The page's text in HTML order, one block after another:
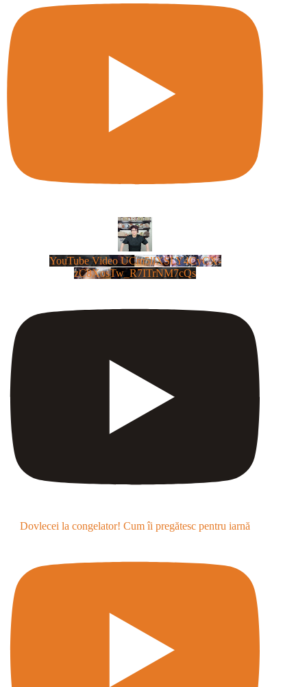
YouTube Video UCm5llXSLY4CyCX-
zC8XosTw_R7ITrNM7cQs
Dovlecei la congelator! Cum îi pregătesc pentru iarnă